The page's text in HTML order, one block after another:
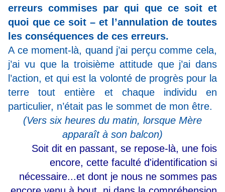
erreurs commises par qui que ce soit et
quoi que ce soit – et l’annulation de toutes
les conséquences de ces erreurs.
A ce moment-là, quand j’ai perçu comme cela,
j’ai vu que la troisième attitude que j’ai dans
l’action, et qui est la volonté de progrès pour la
terre tout entière et chaque individu en
particulier, n’était pas le sommet de mon être.
(Vers six heures du matin, lorsque Mère
apparaît à son balcon)
Soit dit en passant, se repose-là, une fois
encore, cette faculté d'identification si
nécessaire...et dont je nous ne sommes pas